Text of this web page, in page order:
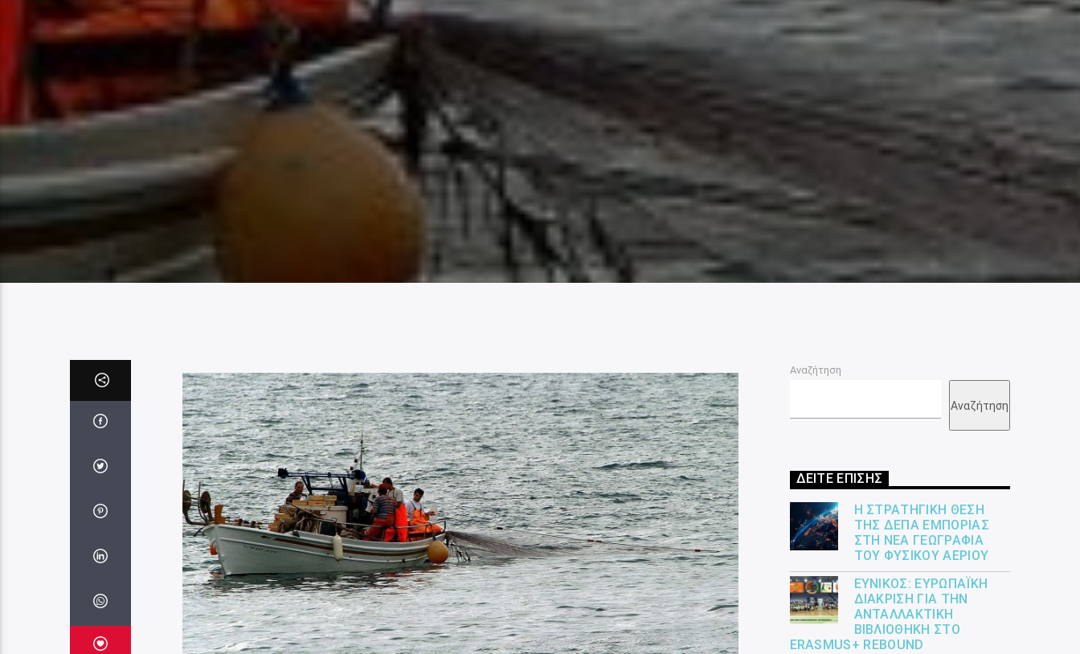
Αναζήτηση
Αναζήτηση
ΔΕΙΤΕ ΕΠΙΣΗΣ
Η ΣΤΡΑΤΗΓΙΚΉ ΘΈΣΗ
ΤΗΣ ΔΕΠΑ ΕΜΠΟΡΊΑΣ
ΣΤΗ ΝΈΑ ΓΕΩΓΡΑΦΊΑ
ΤΟΥ ΦΥΣΙΚΟΎ ΑΕΡΊΟΥ
ΕΎΝΙΚΟΣ: ΕΥΡΩΠΑΪΚΉ
ΔΙΆΚΡΙΣΗ ΓΙΑ ΤΗΝ
ΑΝΤΑΛΛΑΚΤΙΚΉ
ΒΙΒΛΙΟΘΉΚΗ ΣΤΟ
ERASMUS+ REBOUND